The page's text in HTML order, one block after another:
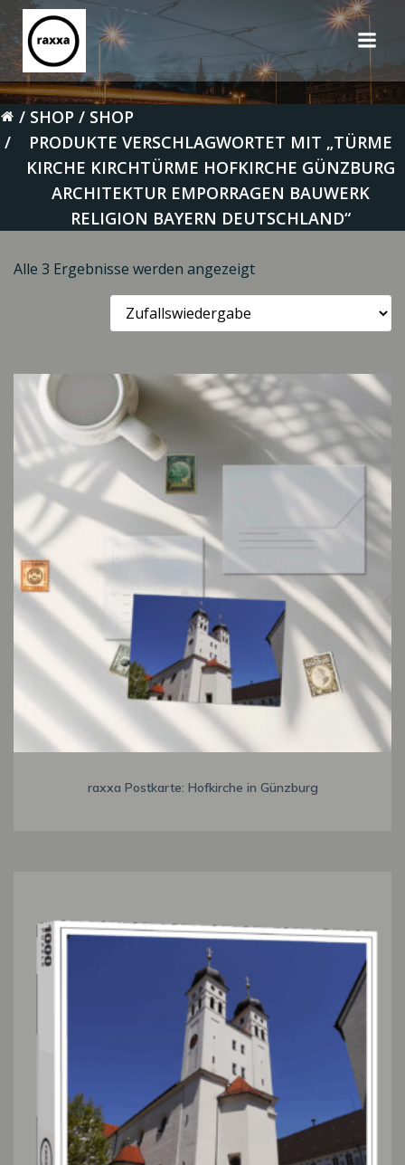
Inhalt
SHOP
SHOP
PRODUKTE VERSCHLAGWORTET MIT „TÜRME
KIRCHE KIRCHTÜRME HOFKIRCHE GÜNZBURG
ARCHITEKTUR EMPORRAGEN BAUWERK
RELIGION BAYERN DEUTSCHLAND“
Alle 3 Ergebnisse werden angezeigt
raxxa Postkarte: Hofkirche in Günzburg